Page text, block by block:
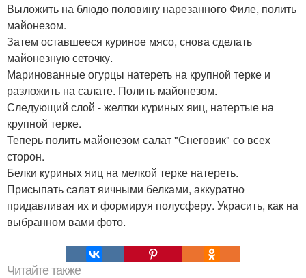
Выложить на блюдо половину нарезанного Филе, полить
майонезом.
Затем оставшееся куриное мясо, снова сделать
майонезную сеточку.
Маринованные огурцы натереть на крупной терке и
разложить на салате. Полить майонезом.
Следующий слой - желтки куриных яиц, натертые на
крупной терке.
Теперь полить майонезом салат "Снеговик" со всех
сторон.
Белки куриных яиц на мелкой терке натереть.
Присыпать салат яичными белками, аккуратно
придавливая их и формируя полусферу. Украсить, как на
выбранном вами фото.
Читайте также